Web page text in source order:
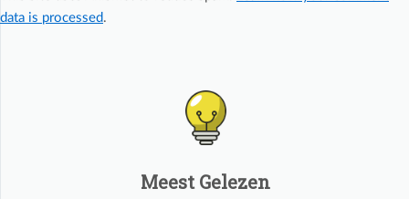
data is processed.
Meest Gelezen